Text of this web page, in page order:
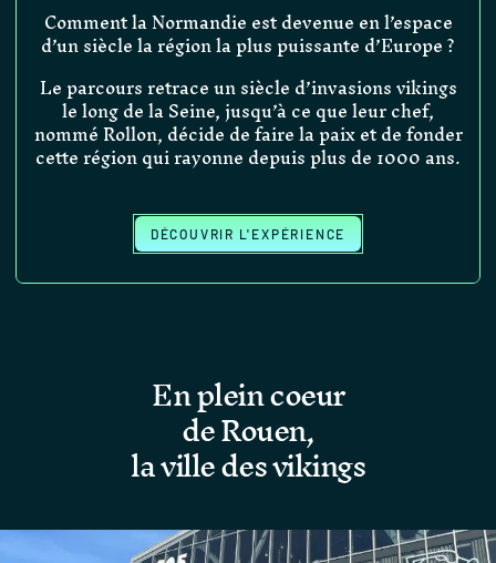
Comment la Normandie est devenue en l’espace
d’un siècle la région la plus puissante d’Europe ?
Le parcours retrace un siècle d’invasions vikings
le long de la Seine, jusqu’à ce que leur chef,
nommé Rollon, décide de faire la paix et de fonder
cette région qui rayonne depuis plus de 1000 ans.
DÉCOUVRIR L'EXPÉRIENCE
En plein coeur
de Rouen,
la ville des vikings